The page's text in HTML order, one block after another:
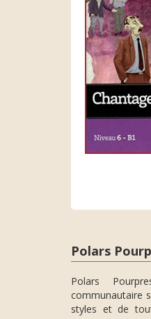
Polars
Polars
communautaire
styles et de